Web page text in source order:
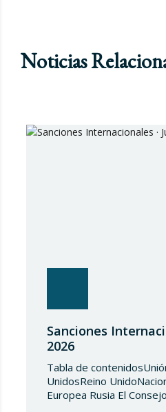
Noticias
Sanciones
2026
Tabla de
UnidosReino
Europea Rusia El